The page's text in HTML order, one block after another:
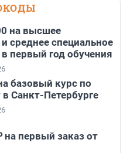
на высшее
среднее специальное
первый год обучения
базовый курс по
Санкт-Петербурге
первый заказ от